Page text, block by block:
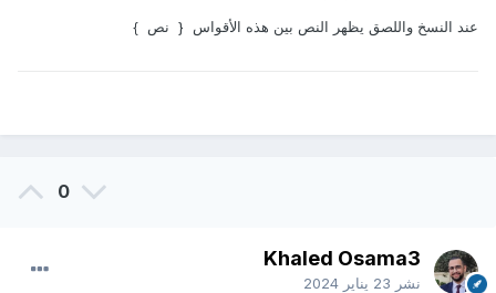
عند النسخ واللصق يظهر النص بين هذه الأقواس { نص }
0
Khaled Osama3
نشر 23 يناير 2024